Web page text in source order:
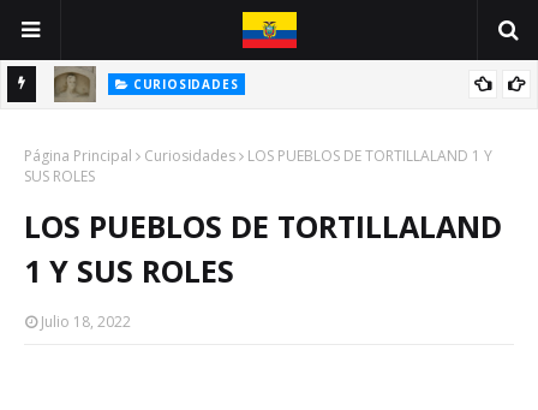
CURIOSIDADES
NEGRA
Página Principal Curiosidades
LOS PUEBLOS DE TORTILLALAND 1 Y
SUS ROLES
LOS PUEBLOS DE TORTILLALAND
1 Y SUS ROLES
Julio 18, 2022